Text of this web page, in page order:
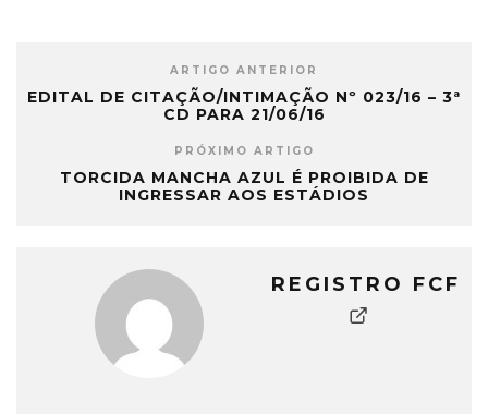
ARTIGO ANTERIOR
EDITAL DE CITAÇÃO/INTIMAÇÃO Nº 023/16 – 3ª
CD PARA 21/06/16
PRÓXIMO ARTIGO
TORCIDA MANCHA AZUL É PROIBIDA DE
INGRESSAR AOS ESTÁDIOS
REGISTRO FCF